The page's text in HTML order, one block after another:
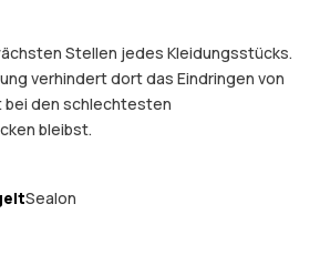
Stellen jedes Kleidungsstücks.
verhindert dort das Eindringen von
bei den schlechtesten
bleibst.
Sealon